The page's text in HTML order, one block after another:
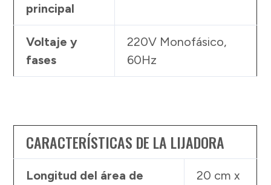
principal
Voltaje y
fases
220V Monofásico,
60Hz
CARACTERÍSTICAS DE LA LIJADORA
Longitud del área de
20 cm x